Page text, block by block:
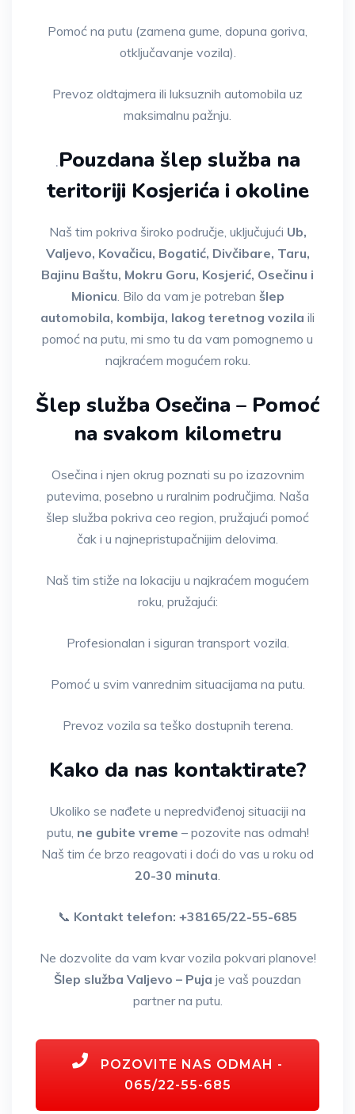
Pomoć na putu (zamena gume, dopuna goriva,
otključavanje vozila).
Prevoz oldtajmera ili luksuznih automobila uz
maksimalnu pažnju.
.Pouzdana šlep služba na
teritoriji Kosjerića i okoline
Naš tim pokriva široko područje, uključujući Ub,
Valjevo, Kovačicu, Bogatić, Divčibare, Taru,
Bajinu Baštu, Mokru Goru, Kosjerić, Osečinu i
Mionicu . Bilo da vam je potreban šlep
automobila, kombija, lakog teretnog vozila ili
pomoć na putu, mi smo tu da vam pomognemo u
najkraćem mogućem roku.
Šlep služba Osečina – Pomoć
na svakom kilometru
Osečina i njen okrug poznati su po izazovnim
putevima, posebno u ruralnim područjima. Naša
šlep služba pokriva ceo region, pružajući pomoć
čak i u najnepristupačnijim delovima.
Naš tim stiže na lokaciju u najkraćem mogućem
roku, pružajući:
Profesionalan i siguran transport vozila.
Pomoć u svim vanrednim situacijama na putu.
Prevoz vozila sa teško dostupnih terena.
Kako da nas kontaktirate?
Ukoliko se nađete u nepredviđenoj situaciji na
putu, ne gubite vreme – pozovite nas odmah!
Naš tim će brzo reagovati i doći do vas u roku od
20-30 minuta
📞 Kontakt telefon: +38165/22-55-685
Ne dozvolite da vam kvar vozila pokvari planove!
Šlep služba Valjevo – Puja je vaš pouzdan
partner na putu.
POZOVITE NAS ODMAH -
065/22-55-685